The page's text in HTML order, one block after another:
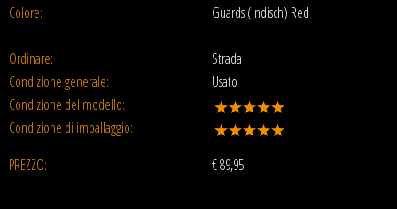
Colore:
Guards (indisch) Red
Ordinare:
Strada
Condizione generale:
Usato
Condizione del modello:
Condizione di imballaggio:
PREZZO:
€89,95